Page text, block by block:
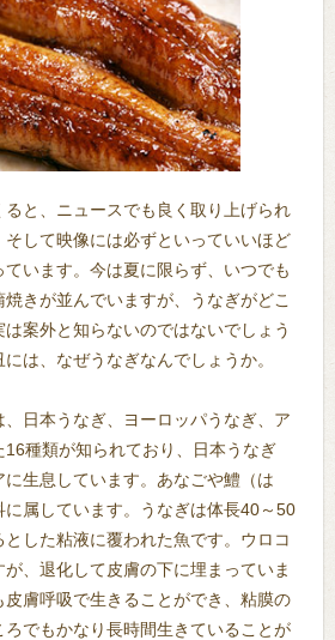
と、ニュースでも良く取り上げられ
して映像には必ずといっていいほど
います。今は夏に限らず、いつでも
きが並んでいますが、うなぎがどこ
案外と知らないのではないでしょう
は、なぜうなぎなんでしょうか。
日本うなぎ、ヨーロッパうなぎ、ア
16種類が知られており、日本うなぎ
生息しています。あなごや鱧（は
に属しています。うなぎは体長40～50
した粘液に覆われた魚です。ウロコ
、退化して皮膚の下に埋まっていま
膚呼吸で生きることができ、粘膜の
でもかなり長時間生きていることが